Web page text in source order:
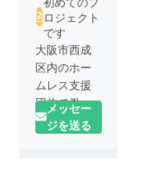
ロジェクト
です
大阪市西成
区内のホー
ムレス支援
団体で働い
ています。
メッセー
ジを送る